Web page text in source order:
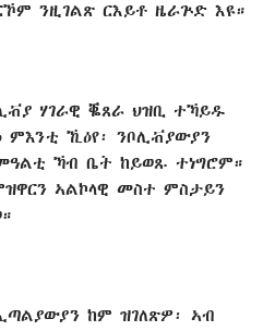
ንዚገልጽ ርእይቶ ዜራጕድ እዩ።
ሃገራዊ ቘጸራ ህዝቢ ተኻይዱ
ምእንቲ ኺዕየ፡ ንቦሊቭያውያን
ኻብ ቤት ከይወጹ ተነግሮም።
ኣልኮላዊ መስተ ምስታይን
ከም ዝገለጽዎ፡ ኣብ